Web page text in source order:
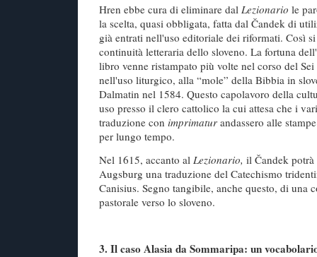
Hren ebbe cura di eliminare dal Lezionario le
la scelta, quasi obbligata, fatta dal Čandek di
già entrati nell'uso editoriale dei riformati. Così
continuità letteraria dello sloveno. La fortuna
libro venne ristampato più volte nel corso del
nell'uso liturgico, alla “mole” della Bibbia in
Dalmatin nel 1584. Questo capolavoro della
uso presso il clero cattolico la cui attesa che i
traduzione con imprimaturandassero alle
per lungo tempo.
Nel 1615, accanto al Lezionario, il Čandek
Augsburg una traduzione del Catechismo
Canisius. Segno tangibile, anche questo, di una
pastorale verso lo sloveno.
3. Il caso Alasia da Sommaripa: un